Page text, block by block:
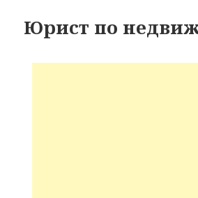
Юрист по